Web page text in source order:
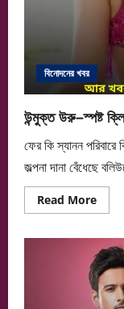
বিনোদনের খবর
উন্মুক্ত উরু–স্পষ্ট
ফের কি স্যানন পরিবারে
জল্পনা দানা বেঁধেছে
Read MoreRead
more
উরু–
স্পষ্ট
নজর
কাড়লেন
কৃতী